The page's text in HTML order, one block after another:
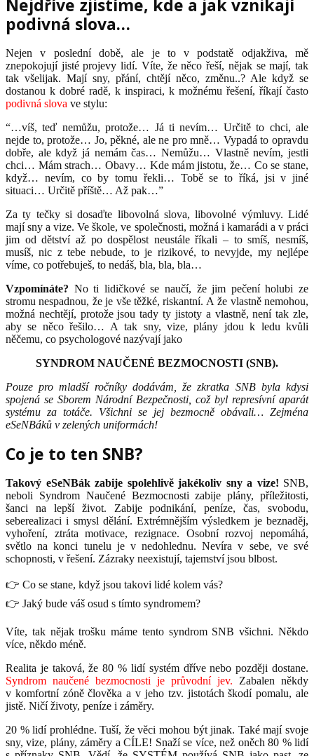
Nejdříve zjistíme, kde a jak vznikají
podivná slova…
Nejen v poslední době, ale je to v podstatě odjakživa, mě
znepokojují jisté projevy lidí. Víte, že něco řeší, nějak se mají, tak
tak všelijak. Mají sny, přání, chtějí něco, změnu..? Ale když se
dostanou k dobré radě, k inspiraci, k možnému řešení, říkají často
podivná slova ve stylu:
“…víš, teď nemůžu, protože… Já ti nevím… Určitě to chci, ale
nejde to, protože… Jo, pěkné, ale ne pro mně… Vypadá to opravdu
dobře, ale když já nemám čas… Nemůžu… Vlastně nevím, jestli
chci… Mám strach… Obavy… Kde mám jistotu, že… Co se stane,
když… nevím, co by tomu řekli… Tobě se to říká, jsi v jiné
situaci… Určitě příště… Až pak…”
Za ty tečky si dosaďte libovolná slova, libovolné výmluvy. Lidé
mají sny a vize. Ve škole, ve společnosti, možná i kamarádi a v práci
jim od dětství až po dospělost neustále říkali – to smíš, nesmíš,
musíš, nic z tebe nebude, to je rizikové, to nevyjde, my nejlépe
víme, co potřebuješ, to nedáš, bla, bla, bla…
Vzpomínáte? No ti lidičkové se naučí, že jim pečení holubi ze
stromu nespadnou, že je vše těžké, riskantní. A že vlastně nemohou,
možná nechtějí, protože jsou tady ty jistoty a vlastně, není tak zle,
aby se něco řešilo… A tak sny, vize, plány jdou k ledu kvůli
něčemu, co psychologové nazývají jako
SYNDROM NAUČENÉ BEZMOCNOSTI (SNB).
Pouze pro mladší ročníky dodávám, že zkratka SNB byla kdysi
spojená se Sborem Národní Bezpečnosti, což byl represívní aparát
systému za totáče. Všichni se jej bezmocně obávali… Zejména
eSeNBáků v zelených uniformách!
Co je to ten SNB?
Takový eSeNBák zabije spolehlivě jakékoliv sny a vize! SNB,
neboli Syndrom Naučené Bezmocnosti zabije plány, příležitosti,
šanci na lepší život. Zabije podnikání, peníze, čas, svobodu,
seberealizaci i smysl dělání. Extrémnějším výsledkem je beznaděj,
vyhoření, ztráta motivace, rezignace. Osobní rozvoj nepomáhá,
světlo na konci tunelu je v nedohlednu. Nevíra v sebe, ve své
schopnosti, v řešení. Zázraky neexistují, tajemství jsou blbost.
👉 Co se stane, když jsou takovi lidé kolem vás?
👉 Jaký bude váš osud s tímto syndromem?
Víte, tak nějak trošku máme tento syndrom SNB všichni. Někdo
více, někdo méně.
Realita je taková, že 80 % lidí systém dříve nebo později dostane.
Syndrom naučené bezmocnosti je průvodní jev. Zabalen někdy
v komfortní zóně člověka a v jeho tzv. jistotách škodí pomalu, ale
jistě. Ničí životy, peníze i záměry.
20 % lidí prohlédne. Tuší, že věci mohou být jinak. Také mají svoje
sny, vize, plány, záměry a CÍLE! Snaží se více, než oněch 80 % lidí